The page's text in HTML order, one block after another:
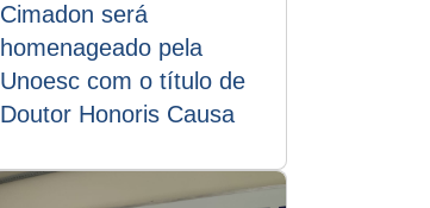
Cimadon será
homenageado pela
Unoesc com o título de
Doutor Honoris Causa